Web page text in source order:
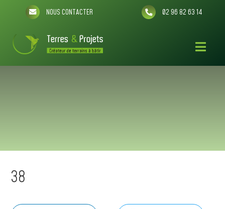
NOUS CONTACTER 02 96 82 63 14
38